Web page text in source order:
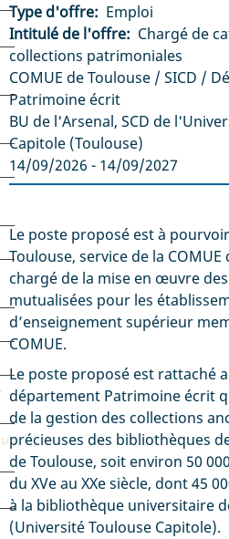
Type d'offre
Emploi
Intitulé de l'offre
Chargé de
collections patrimoniales
Structure
COMUE de Toulouse / SICD /
Patrimoine écrit
Lieu
BU de l'Arsenal, SCD de
Capitole (Toulouse)
Date(s)
14/09/2026 - 14/09/2027
Description
Le poste proposé est à
Toulouse, service de la COMUE
chargé de la mise en œuvre
mutualisées pour les
d’enseignement supérieur
COMUE.
Le poste proposé est rattaché
département Patrimoine écrit
de la gestion des collections
précieuses des bibliothèques
de Toulouse, soit environ 50
du XVe au XXe siècle, dont 45
à la bibliothèque universitaire
(Université Toulouse Capitole).